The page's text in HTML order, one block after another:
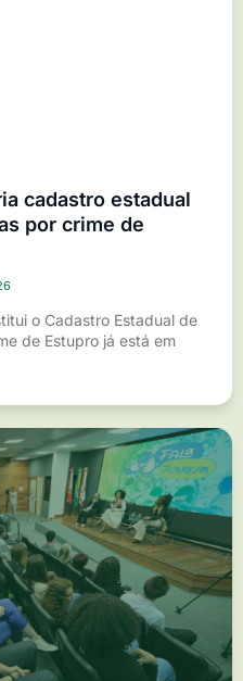
cadastro estadual
por crime de
o Cadastro Estadual de
de Estupro já está em